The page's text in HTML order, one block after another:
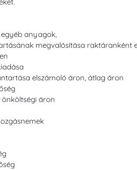
anyagok,
megvalósítása raktáranként
elszámoló áron, átlag áron
áron